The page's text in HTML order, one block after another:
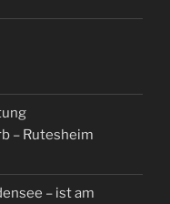
– Rutesheim
– ist am